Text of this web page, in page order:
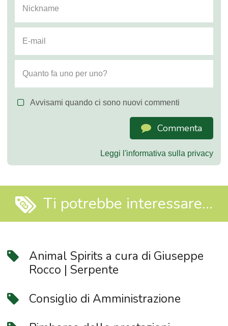
Avvisami quando ci sono nuovi commenti
Commenta
Leggi l'informativa sulla privacy
Ti potrebbe interessare...
Animal Spirits a cura di Giuseppe
Rocco | Serpente
Consiglio di Amministrazione